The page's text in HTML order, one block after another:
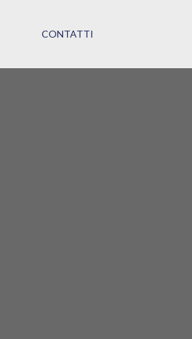
CONTATTI